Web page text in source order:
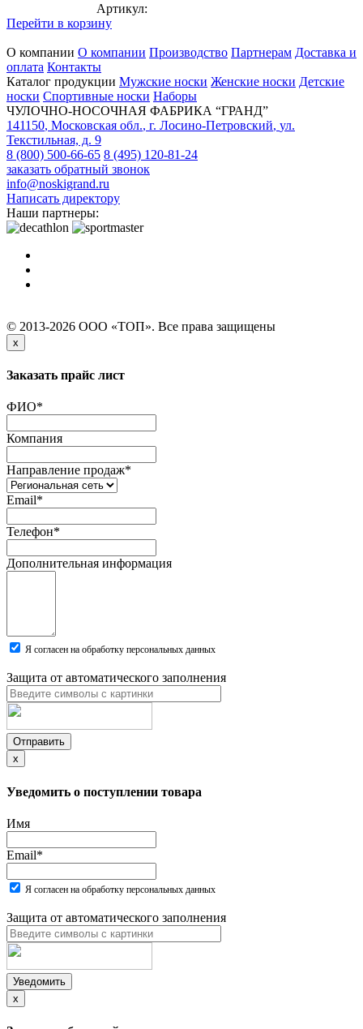
Артикул:
Перейти в корзину
О компании О компании Производство Партнерам Доставка и
оплата Контакты
Каталог продукции Мужские носки Женские носки Детские
носки Спортивные носки Наборы
ЧУЛОЧНО-НОСОЧНАЯ ФАБРИКА “ГРАНД”
141150, Московская обл., г. Лосино-Петровский, ул.
Текстильная, д. 9
8 (800) 500-66-65 8 (495) 120-81-24
заказать обратный звонок
info@noskigrand.ru
Написать директору
Наши партнеры:
© 2013-2026 ООО «ТОП». Все права защищены
x
Заказать прайс лист
ФИО*
Компания
Направление продаж*
Email*
Телефон*
Дополнительная информация
Я согласен на обработку персональных данных
Защита от автоматического заполнения
Отправить
x
Уведомить о поступлении товара
Имя
Email*
Я согласен на обработку персональных данных
Защита от автоматического заполнения
Уведомить
x